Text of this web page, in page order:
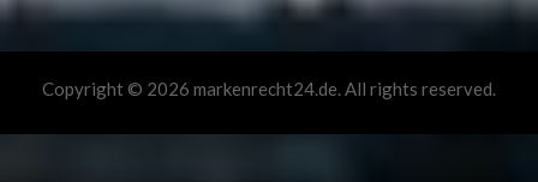
Copyright © 2026 markenrecht24.de. All rights reserved.